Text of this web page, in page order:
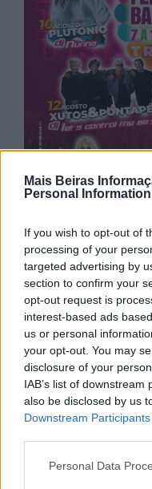
Mais Beiras
Personal Information
If you wish to opt-out of
processing of your
targeted advertising by
section to confirm your
opt-out request is
interest-based ads
us or personal
your opt-out. You may
disclosure of your
IAB’s list of
also be disclosed by us
Downstream Participants
Personal Data